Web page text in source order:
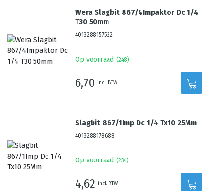
Wera Slagbit 867/4Impaktor Dc 1/4
T30 50mm
4013288157522
Op voorraad (248)
6,70 incl. BTW
Slagbit 867/1Imp Dc 1/4 Tx10 25Mm
4013288178688
Op voorraad (234)
4,62 incl. BTW